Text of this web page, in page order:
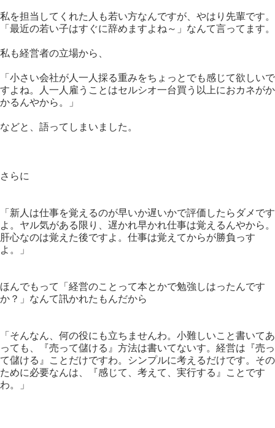
私を担当してくれた人も若い方なんですが、やはり先輩です。
「最近の若い子はすぐに辞めますよね～」なんて言ってます。
私も経営者の立場から、
「小さい会社が人一人採る重みをちょっとでも感じて欲しいで
すよね。人一人雇うことはセルシオ一台買う以上におカネがか
かるんやから。」
などと、語ってしまいました。
さらに
「新人は仕事を覚えるのが早いか遅いかで評価したらダメです
よ。ヤル気がある限り、遅かれ早かれ仕事は覚えるんやから。
肝心なのは覚えた後ですよ。仕事は覚えてからが勝負っす
よ。」
ほんでもって「経営のことって本とかで勉強しはったんです
か？」なんて訊かれたもんだから
「そんなん、何の役にも立ちませんわ。小難しいこと書いてあ
っても、『売って儲ける』方法は書いてないす。経営は『売っ
て儲ける』ことだけですわ。シンプルに考えるだけです。その
ために必要なんは、『感じて、考えて、実行する』ことです
わ。」